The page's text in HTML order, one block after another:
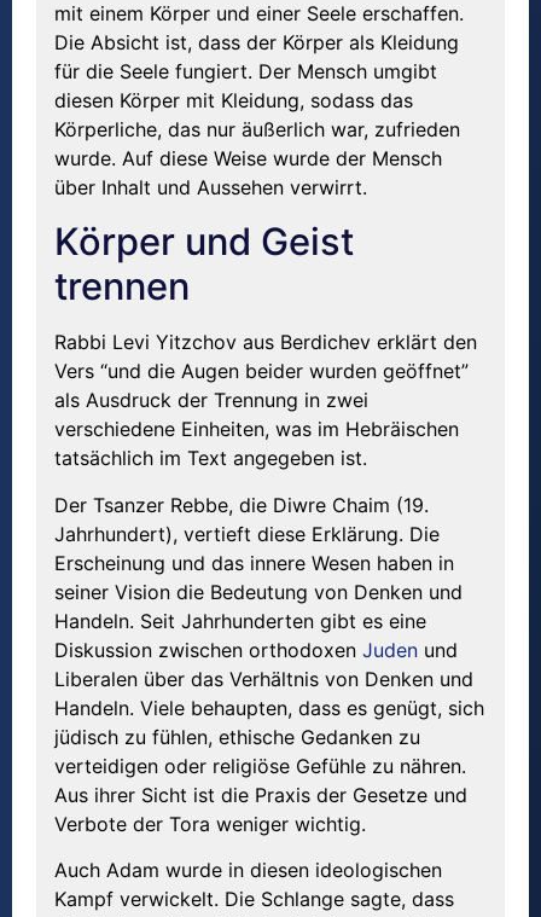
mit einem Körper und einer Seele erschaffen.
Die Absicht ist, dass der Körper als Kleidung
für die Seele fungiert. Der Mensch umgibt
diesen Körper mit Kleidung, sodass das
Körperliche, das nur äußerlich war, zufrieden
wurde. Auf diese Weise wurde der Mensch
über Inhalt und Aussehen verwirrt.
Körper und Geist
trennen
Rabbi Levi Yitzchov aus Berdichev erklärt den
Vers “und die Augen beider wurden geöffnet”
als Ausdruck der Trennung in zwei
verschiedene Einheiten, was im Hebräischen
tatsächlich im Text angegeben ist.
Der Tsanzer Rebbe, die Diwre Chaim (19.
Jahrhundert), vertieft diese Erklärung. Die
Erscheinung und das innere Wesen haben in
seiner Vision die Bedeutung von Denken und
Handeln. Seit Jahrhunderten gibt es eine
Diskussion zwischen orthodoxen Juden und
Liberalen über das Verhältnis von Denken und
Handeln. Viele behaupten, dass es genügt, sich
jüdisch zu fühlen, ethische Gedanken zu
verteidigen oder religiöse Gefühle zu nähren.
Aus ihrer Sicht ist die Praxis der Gesetze und
Verbote der Tora weniger wichtig.
Auch Adam wurde in diesen ideologischen
Kampf verwickelt. Die Schlange sagte, dass